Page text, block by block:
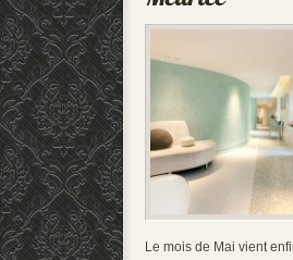
Le mois de Mai vient